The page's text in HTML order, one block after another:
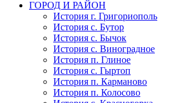
ГОРОД И РАЙОН
История г. Григориополь
История с. Бутор
История с. Бычок
История с. Виноградное
История п. Глиное
История с. Гыртоп
История п. Карманово
История п. Колосово